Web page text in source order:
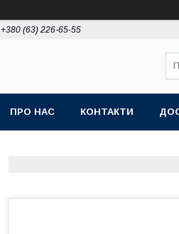
+380 (63) 226-65-55
ПРО НАС КОНТАКТИ